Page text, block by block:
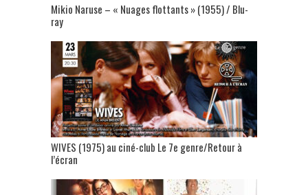
Mikio Naruse – « Nuages flottants » (1955) / Blu-
ray
WIVES (1975) au ciné-club Le 7e genre/Retour à
l’écran